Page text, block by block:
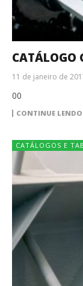
CATÁLOGO
11 de janeiro de
00
CONTINUE LENDO
CATÁLOGOS E